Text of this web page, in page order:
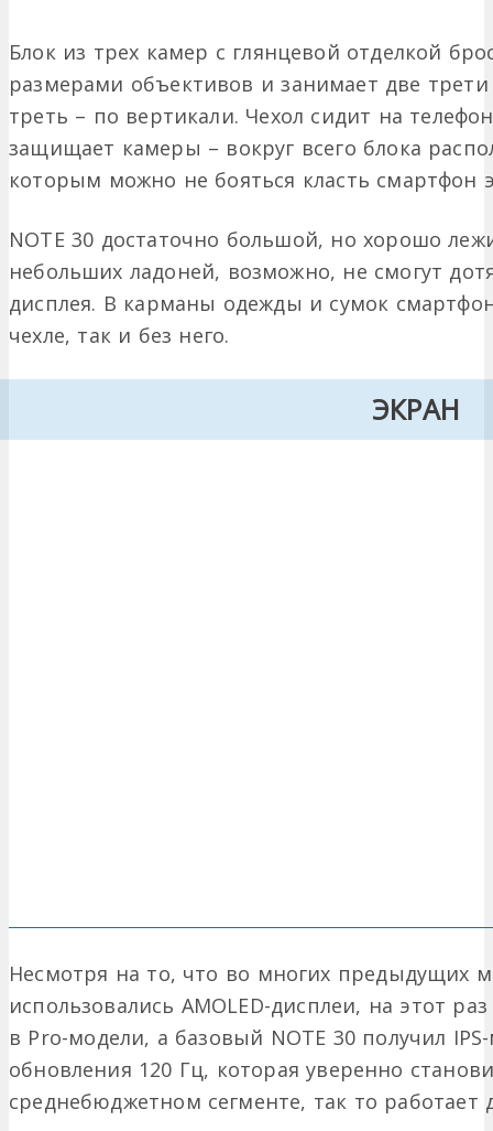
Блок из трех камер с глянцевой отделкой
размерами объективов и занимает две
треть – по вертикали. Чехол сидит на
защищает камеры – вокруг всего блока
которым можно не бояться класть смартфон
NOTE 30 достаточно большой, но хорошо
небольших ладоней, возможно, не смогут
дисплея. В карманы одежды и сумок
чехле, так и без него.
ЭКРАН
Несмотря на то, что во многих предыдущих
использовались AMOLED-дисплеи, на этот
в Pro-модели, а базовый NOTE 30 получил
обновления 120 Гц, которая уверенно
среднебюджетном сегменте, так то работает